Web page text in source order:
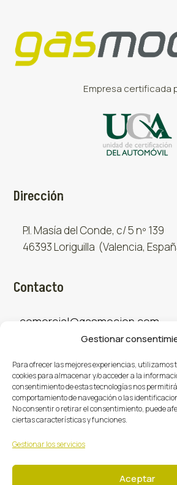
Gestionar
Para ofrecer las mejores experiencias, utilizamos
cookies para almacenar y/o acceder a la
consentimiento de estas tecnologías nos
comportamiento de navegación o las
No consentir o retirar el consentimiento, puede
ciertas características y funciones.
Gestionar los servicios
Aceptar
Empresa certificada
Dirección
P.I. Masía del Conde, c/ 5 nº 139
46393 Loriguilla (Valencia,
Contacto
comercial@gasmocion.com
Sociales